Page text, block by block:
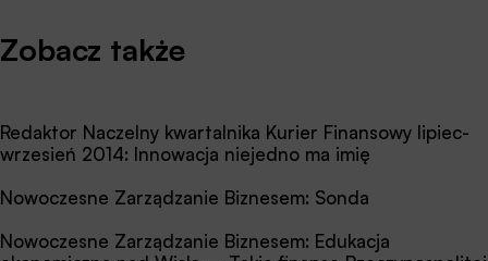
Zobacz także
Redaktor Naczelny kwartalnika Kurier Finansowy lipiec-
wrzesień 2014: Innowacja niejedno ma imię
Nowoczesne Zarządzanie Biznesem: Sonda
Nowoczesne Zarządzanie Biznesem: Edukacja